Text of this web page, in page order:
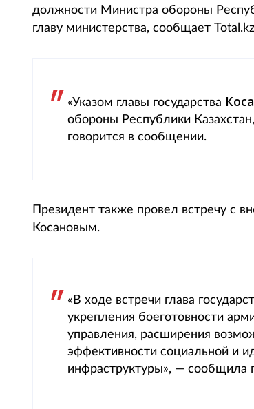
должности Министра обороны
главу министерства, сообщает Total.kz
«Указом главы государства
обороны Республики
говорится в сообщении.
Президент также провел встречу с
Косановым.
«В ходе встречи глава
укрепления боеготовности
управления, расширения
эффективности социальной и
инфраструктуры», — сообщила